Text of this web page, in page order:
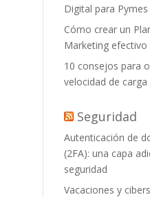
Digital para Pymes
Cómo crear un
Marketing efectivo
10 consejos para
velocidad de
Seguridad
Autenticación de
(2FA): una capa
seguridad
Vacaciones y